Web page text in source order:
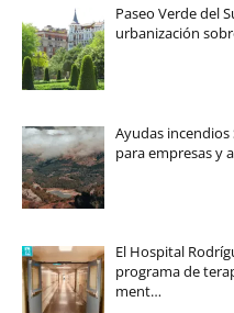
Paseo Verde del
urbanización
Ayudas incendios
para empresas y
El Hospital
programa de
ment…